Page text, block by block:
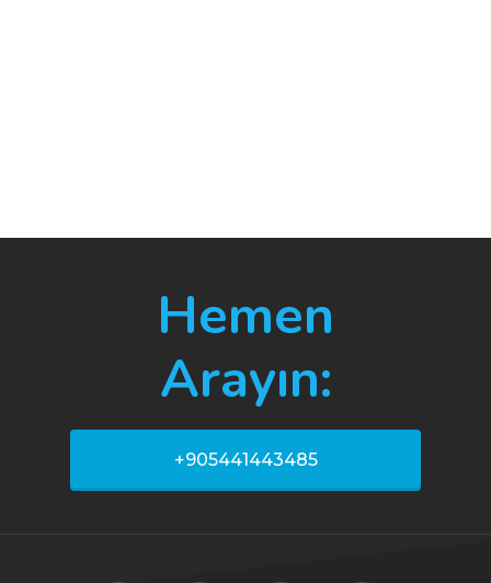
Hemen
Arayın:
+905441443485